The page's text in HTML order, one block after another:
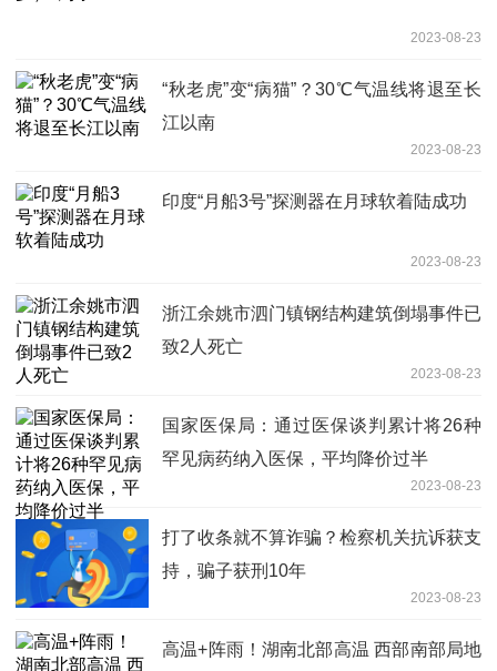
2023-08-23
“秋老虎”变“病猫”？30℃气温线将退至长
江以南
2023-08-23
印度“月船3号”探测器在月球软着陆成功
2023-08-23
浙江余姚市泗门镇钢结构建筑倒塌事件已
致2人死亡
2023-08-23
国家医保局：通过医保谈判累计将26种
罕见病药纳入医保，平均降价过半
2023-08-23
打了收条就不算诈骗？检察机关抗诉获支
持，骗子获刑10年
2023-08-23
高温+阵雨！湖南北部高温 西部南部局地